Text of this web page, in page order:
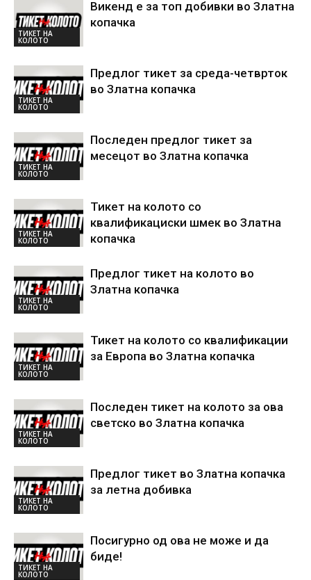
ТИКЕТ НА
КОЛОТО
Викенд е за топ добивки во Златна
копачка
ТИКЕТ НА
КОЛОТО
Предлог тикет за среда-четврток
во Златна копачка
ТИКЕТ НА
КОЛОТО
Последен предлог тикет за
месецот во Златна копачка
ТИКЕТ НА
КОЛОТО
Тикет на колото со
квалификациски шмек во Златна
копачка
ТИКЕТ НА
КОЛОТО
Предлог тикет на колото во
Златна копачка
ТИКЕТ НА
КОЛОТО
Тикет на колото со квалификации
за Европа во Златна копачка
ТИКЕТ НА
КОЛОТО
Последен тикет на колото за ова
светско во Златна копачка
ТИКЕТ НА
КОЛОТО
Предлог тикет во Златна копачка
за летна добивка
ТИКЕТ НА
КОЛОТО
Посигурно од ова не може и да
биде!